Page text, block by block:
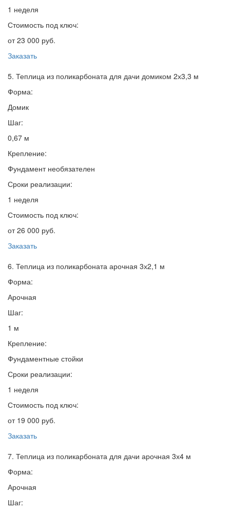
1 неделя
Стоимость под ключ:
от 23 000 руб.
Заказать
5. Теплица из поликарбоната для дачи домиком 2х3,3 м
Форма:
Домик
Шаг:
0,67 м
Крепление:
Фундамент необязателен
Сроки реализации:
1 неделя
Стоимость под ключ:
от 26 000 руб.
Заказать
6. Теплица из поликарбоната арочная 3х2,1 м
Форма:
Арочная
Шаг:
1 м
Крепление:
Фундаментные стойки
Сроки реализации:
1 неделя
Стоимость под ключ:
от 19 000 руб.
Заказать
7. Теплица из поликарбоната для дачи арочная 3х4 м
Форма:
Арочная
Шаг: